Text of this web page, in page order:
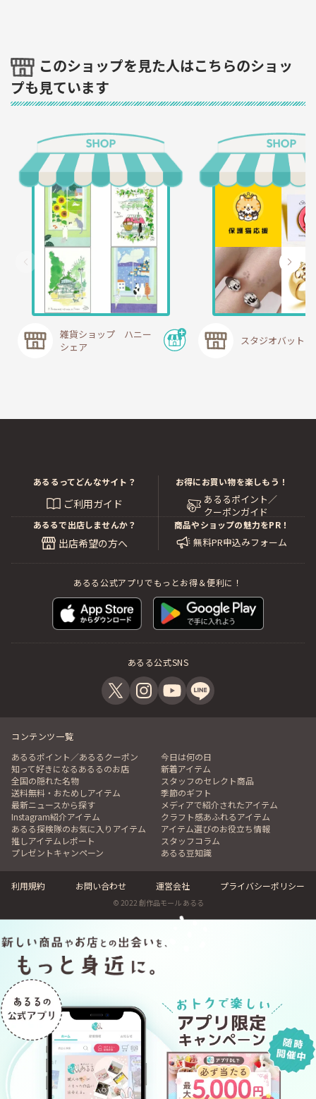
このショップを見た人はこちらのショッ
プも見ています
雑貨ショップ ハニー
シェア
スタジオバット
あるるってどんなサイト？
ご利用ガイド
お得にお買い物を楽しもう！
あるるポイント／
クーポンガイド
あるるで出店しませんか？
出店希望の方へ
商品やショップの魅力をPR！
無料PR申込みフォーム
あるる公式アプリでもっとお得＆便利に！
あるる公式SNS
コンテンツ一覧
あるるポイント／あるるクーポン
今日は何の日
知って好きになるあるるのお店
新着アイテム
全国の隠れた名物
スタッフのセレクト商品
送料無料・おためしアイテム
季節のギフト
最新ニュースから探す
メディアで紹介されたアイテム
Instagram紹介アイテム
クラフト感あふれるアイテム
あるる探検隊のお気に入りアイテム
アイテム選びのお役立ち情報
推しアイテムレポート
スタッフコラム
プレゼントキャンペーン
あるる豆知識
利用規約 お問い合わせ 運営会社 プライバシーポリシー
© 2022 創作品モール あるる